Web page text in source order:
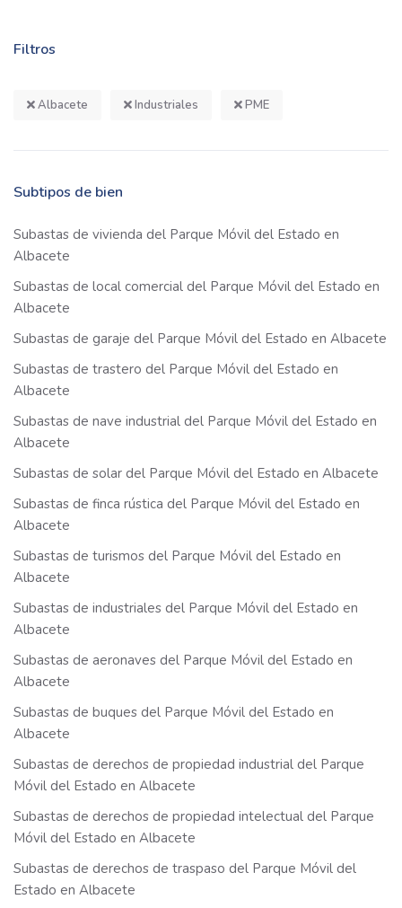
Filtros
Albacete Industriales PME
Subtipos de bien
Subastas de vivienda del Parque Móvil del Estado en
Albacete
Subastas de local comercial del Parque Móvil del Estado en
Albacete
Subastas de garaje del Parque Móvil del Estado en Albacete
Subastas de trastero del Parque Móvil del Estado en
Albacete
Subastas de nave industrial del Parque Móvil del Estado en
Albacete
Subastas de solar del Parque Móvil del Estado en Albacete
Subastas de finca rústica del Parque Móvil del Estado en
Albacete
Subastas de turismos del Parque Móvil del Estado en
Albacete
Subastas de industriales del Parque Móvil del Estado en
Albacete
Subastas de aeronaves del Parque Móvil del Estado en
Albacete
Subastas de buques del Parque Móvil del Estado en
Albacete
Subastas de derechos de propiedad industrial del Parque
Móvil del Estado en Albacete
Subastas de derechos de propiedad intelectual del Parque
Móvil del Estado en Albacete
Subastas de derechos de traspaso del Parque Móvil del
Estado en Albacete